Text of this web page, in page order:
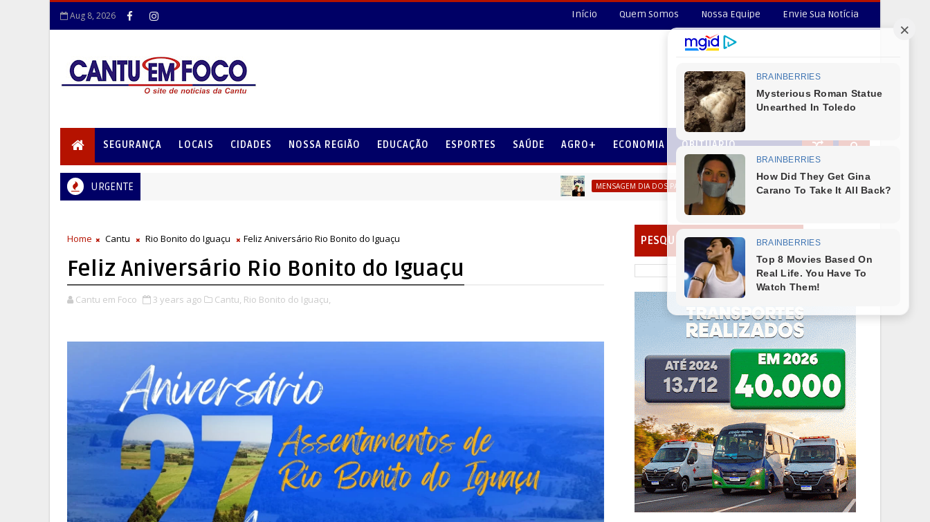
Aug 8, 2026 Início Quem Somos Nossa Equipe Envie Sua Notícia
SEGURANÇA LOCAIS CIDADES NOSSA REGIÃO EDUCAÇÃO ESPORTES SAÚDE AGRO+ ECONOMIA OBITUÁRIO
URGENTE MENSAGEM DIA DOS PAIS Secretário de Fazenda Maurício Osciany deseja um Feliz dia
Home Cantu Rio Bonito do Iguaçu Feliz Aniversário Rio Bonito do Iguaçu
Feliz Aniversário Rio Bonito do Iguaçu
Cantu em Foco 3 years ago Cantu, Rio Bonito do Iguaçu,
PESQUISAR EM NOSSO PORTAL